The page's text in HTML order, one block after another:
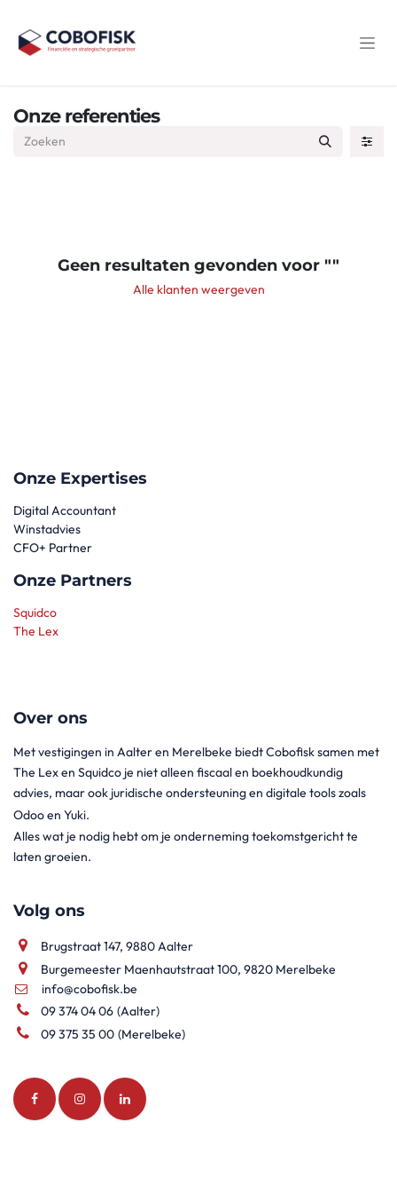
Onze referenties
Geen resultaten gevonden voor ""
Alle klanten weergeven
Onze Expertises
Digital Accountant
Winstadvies
CFO+ Partner
Onze Partners
Squidco
The Lex
Over ons
Met vestigingen in Aalter en Merelbeke biedt Cobofisk samen met
The Lex en Squidco je niet alleen fiscaal en boekhoudkundig
advies, maar ook juridische ondersteuning en digitale tools zoals
Odoo en Yuki.
Alles wat je nodig hebt om je onderneming toekomstgericht te
laten groeien.
Volg ons
Brugstraat 147, 9880 Aalter
Burgemeester Maenhautstraat 100, 9820 Merelbeke
info@cobofisk.be
09 374 04 06 (Aalter)
09 375 35 00 (Merelbeke)